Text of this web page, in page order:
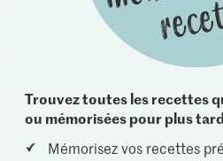
Trouvez toutes les recettes
ou mémorisées pour plus
Mémorisez vos recettes